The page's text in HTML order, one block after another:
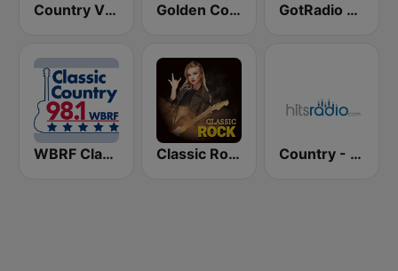
Country Vibes Golden Country Songs GotRadio - Classic Country
WBRF Classic Country 98.1 FM Classic Rock Station Country - Hits Radio